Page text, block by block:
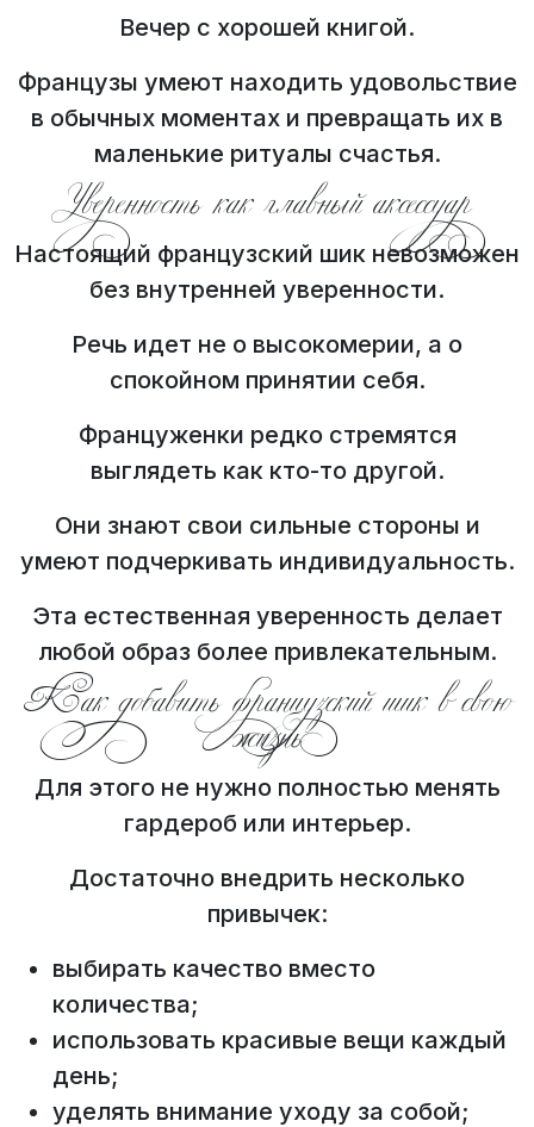
Вечер с хорошей книгой.
Французы умеют находить удовольствие
в обычных моментах и превращать их в
маленькие ритуалы счастья.
Уверенность как главный аксессуар
Настоящий французский шик невозможен
без внутренней уверенности.
Речь идет не о высокомерии, а о
спокойном принятии себя.
Француженки редко стремятся
выглядеть как кто-то другой.
Они знают свои сильные стороны и
умеют подчеркивать индивидуальность.
Эта естественная уверенность делает
любой образ более привлекательным.
Как добавить французский шик в свою
жизнь
Для этого не нужно полностью менять
гардероб или интерьер.
Достаточно внедрить несколько
привычек:
выбирать качество вместо
количества;
использовать красивые вещи каждый
день;
уделять внимание уходу за собой;